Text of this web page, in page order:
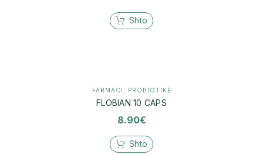
Shto
FARMACI PROBIOTIKË
FLOBIAN 10 CAPS
8.90€
Shto